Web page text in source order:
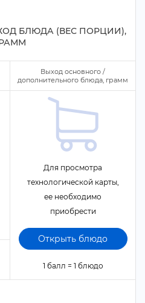
БЛЮДА (ВЕС ПОРЦИИ),
ыход основного /
дополнительного блюда, грамм
Для просмотра
технологической карты,
ее необходимо
приобрести
Открыть блюдо
1 балл = 1 блюдо